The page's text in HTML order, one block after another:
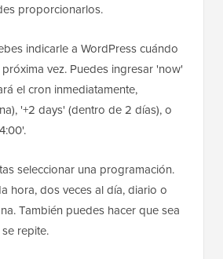
proporcionarlos.
indicarle a WordPress cuándo
vez. Puedes ingresar 'now'
el cron inmediatamente,
'+2 days' (dentro de 2 días), o
seleccionar una programación.
hora, dos veces al día, diario o
También puedes hacer que sea
repite.